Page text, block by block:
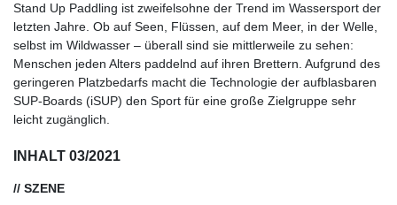
Stand Up Paddling ist zweifelsohne der Trend im Wassersport der
letzten Jahre. Ob auf Seen, Flüssen, auf dem Meer, in der Welle,
selbst im Wildwasser – überall sind sie mittlerweile zu sehen:
Menschen jeden Alters paddelnd auf ihren Brettern. Aufgrund des
geringeren Platzbedarfs macht die Technologie der aufblasbaren
SUP-Boards (iSUP) den Sport für eine große Zielgruppe sehr
leicht zugänglich.
INHALT 03/2021
// SZENE